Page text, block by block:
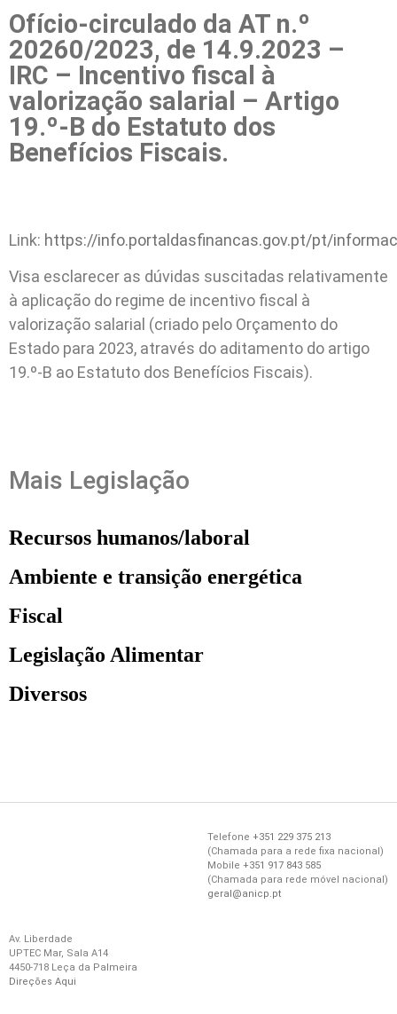
Ofício-circulado da AT n.º
20260/2023, de 14.9.2023 –
IRC – Incentivo fiscal à
valorização salarial – Artigo
19.º-B do Estatuto dos
Benefícios Fiscais.
Link: https://info.portaldasfinancas.gov.pt/pt/
Visa esclarecer as dúvidas suscitadas relativamente
à aplicação do regime de incentivo fiscal à
valorização salarial (criado pelo Orçamento do
Estado para 2023, através do aditamento do artigo
19.º-B ao Estatuto dos Benefícios Fiscais).
Mais Legislação
Recursos humanos/laboral
Ambiente e transição energética
Fiscal
Legislação Alimentar
Diversos
Telefone +351 229 375 213
(Chamada para a rede fixa nacional)
Mobile +351 917 843 585
(Chamada para rede móvel nacional)
geral@anicp.pt
Av. Liberdade
UPTEC Mar, Sala A14
4450-718 Leça da Palmeira
Direções Aqui